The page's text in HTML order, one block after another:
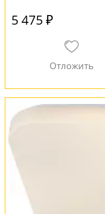
5 475 ₽